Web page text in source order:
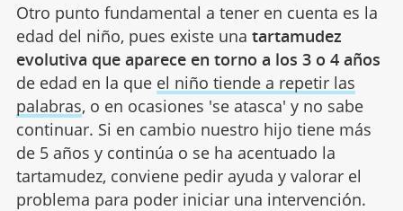
Otro punto fundamental a tener en cuenta es la
edad del niño, pues existe una tartamudez
evolutiva que aparece en torno a los 3 o 4 años
de edad en la que el niño tiende a repetir las
palabras, o en ocasiones 'se atasca' y no sabe
continuar. Si en cambio nuestro hijo tiene más
de 5 años y continúa o se ha acentuado la
tartamudez, conviene pedir ayuda y valorar el
problema para poder iniciar una intervención.